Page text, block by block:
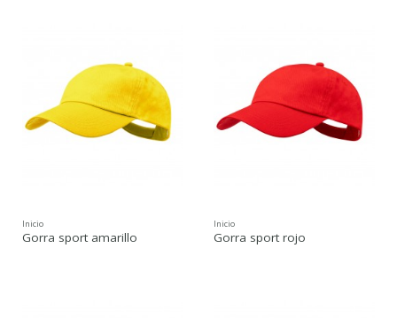
Inicio
Gorra sport amarillo
Inicio
Gorra sport rojo